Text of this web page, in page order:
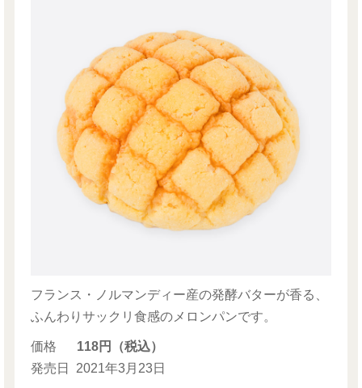
フランス・ノルマンディー産の発酵バターが香る、
ふんわりサックリ食感のメロンパンです。
価格
118円（税込）
発売日
2021年3月23日